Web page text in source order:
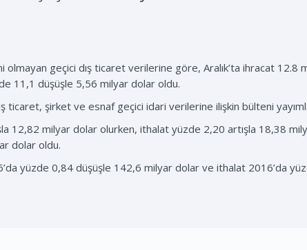
olmayan geçici dış ticaret verilerine göre, Aralık’ta ihracat
11,1 düşüşle 5,56 milyar dolar oldu.
dış ticaret, şirket ve esnaf geçici idari verilerine ilişkin bülteni
12,82 milyar dolar olurken, ithalat yüzde 2,20 artışla 18,38
dolar oldu.
yüzde 0,84 düşüşle 142,6 milyar dolar ve ithalat 2016’da